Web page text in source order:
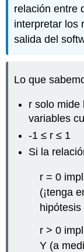
relación entre
interpretar los
salida del
Lo que
r solo mide
variables
-1 ≤ r ≤ 1
Si la
r = 0
(¡tenga
hipótesis
r > 0
Y (a